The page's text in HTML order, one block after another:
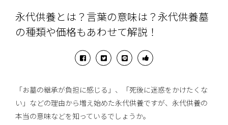
永代供養とは？言葉の意味は？永代供養墓
の種類や価格もあわせて解説！
「お墓の継承が負担に感じる」、「死後に迷惑をかけたくな
い」などの理由から増え始めた永代供養ですが、永代供養の
本当の意味などを知っているでしょうか。